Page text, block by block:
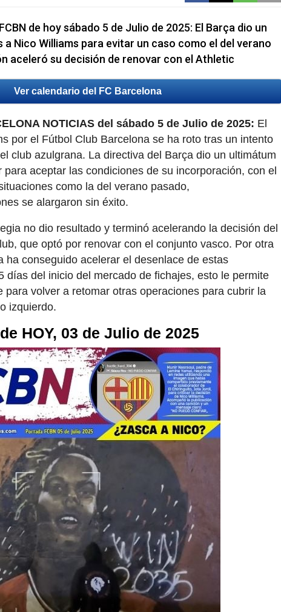
de hoy sábado 5 de Julio de 2025: El Barça dio un
a Nico Williams para evitar un caso como el del verano
aceleró su decisión de renovar con el Athletic
Ver calendario del FC Barcelona
NOTICIAS del sábado 5 de Julio de 2025: El
por el Fútbol Club Barcelona se ha roto tras un intento
club azulgrana. La directiva del Barça dio un ultimátum
aceptar las condiciones de su incorporación, con el
como la del verano pasado,
se alargaron sin éxito.
no dio resultado y terminó acelerando la decisión del
que optó por renovar con el conjunto vasco. Por otra
ha conseguido acelerar el desenlace de estas
días del inicio del mercado de fichajes, esto le permite
para volver a retomar otras operaciones para cubrir la
izquierdo.
HOY, 03 de Julio de 2025